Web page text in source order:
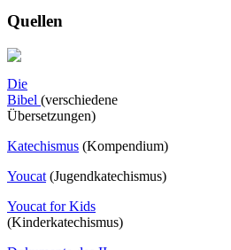
Quellen
Die
Bibel (verschiedene
Übersetzungen)
Katechismus (Kompendium)
Youcat (Jugendkatechismus)
Youcat for Kids
(Kinderkatechismus)